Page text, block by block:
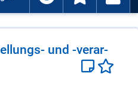
und -ver­ar­